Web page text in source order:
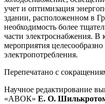
учет и оптимизация
здании, расположенном в
необходимость более
части электроснабжения. В
мероприятия
электропотребления.
Перепечатано с
Научное редактирование
«АВОК» Е. О.